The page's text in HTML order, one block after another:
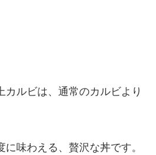
ルビは、通常のカルビより
味わえる、贅沢な丼です。